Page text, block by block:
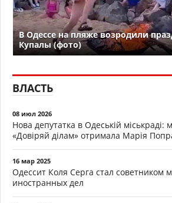
В Одессе на пляже возродили
Купалы (фото)
ВЛАСТЬ
08 июл 2026
Нова депутатка в Одеській міськраді:
«Довіряй ділам» отримала Марія
16 мар 2025
Одессит Коля Серга стал советником
иностранных дел